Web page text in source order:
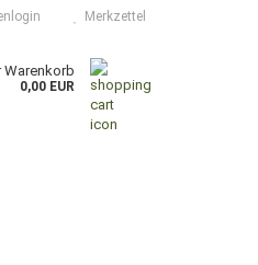
Merkzettel
Warenkorb
0,00 EUR